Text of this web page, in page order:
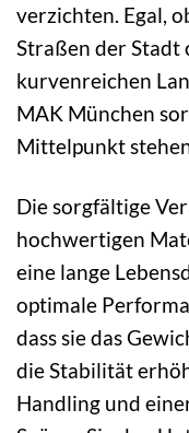
verzichten. Egal,
Straßen der Stadt
kurvenreichen
MAK München
Mittelpunkt
Die sorgfältige
hochwertigen
eine lange
optimale
dass sie das
die Stabilität
Handling und